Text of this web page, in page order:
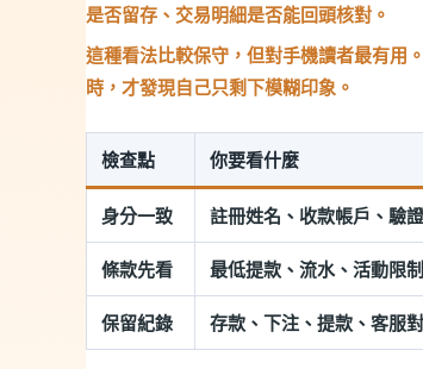
是否留存、交易明細是否能回頭核對。
這種看法比較保守，但對手機讀者最有用
時，才發現自己只剩下模糊印象。
檢查點 你要看什麼
身分一致 註冊姓名、收款帳戶、驗
條款先看 最低提款、流水、活動限
保留紀錄 存款、下注、提款、客服